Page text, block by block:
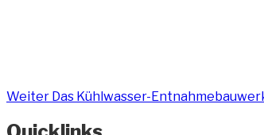
Weiter Das Kühlwasser-